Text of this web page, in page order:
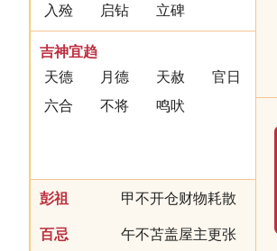
入殓
启钻 立碑
吉神宜趋
天德
月德 天赦
官日
六合
不将 鸣吠
彭祖
甲不开仓财物耗散
百忌
午不苫盖屋主更张